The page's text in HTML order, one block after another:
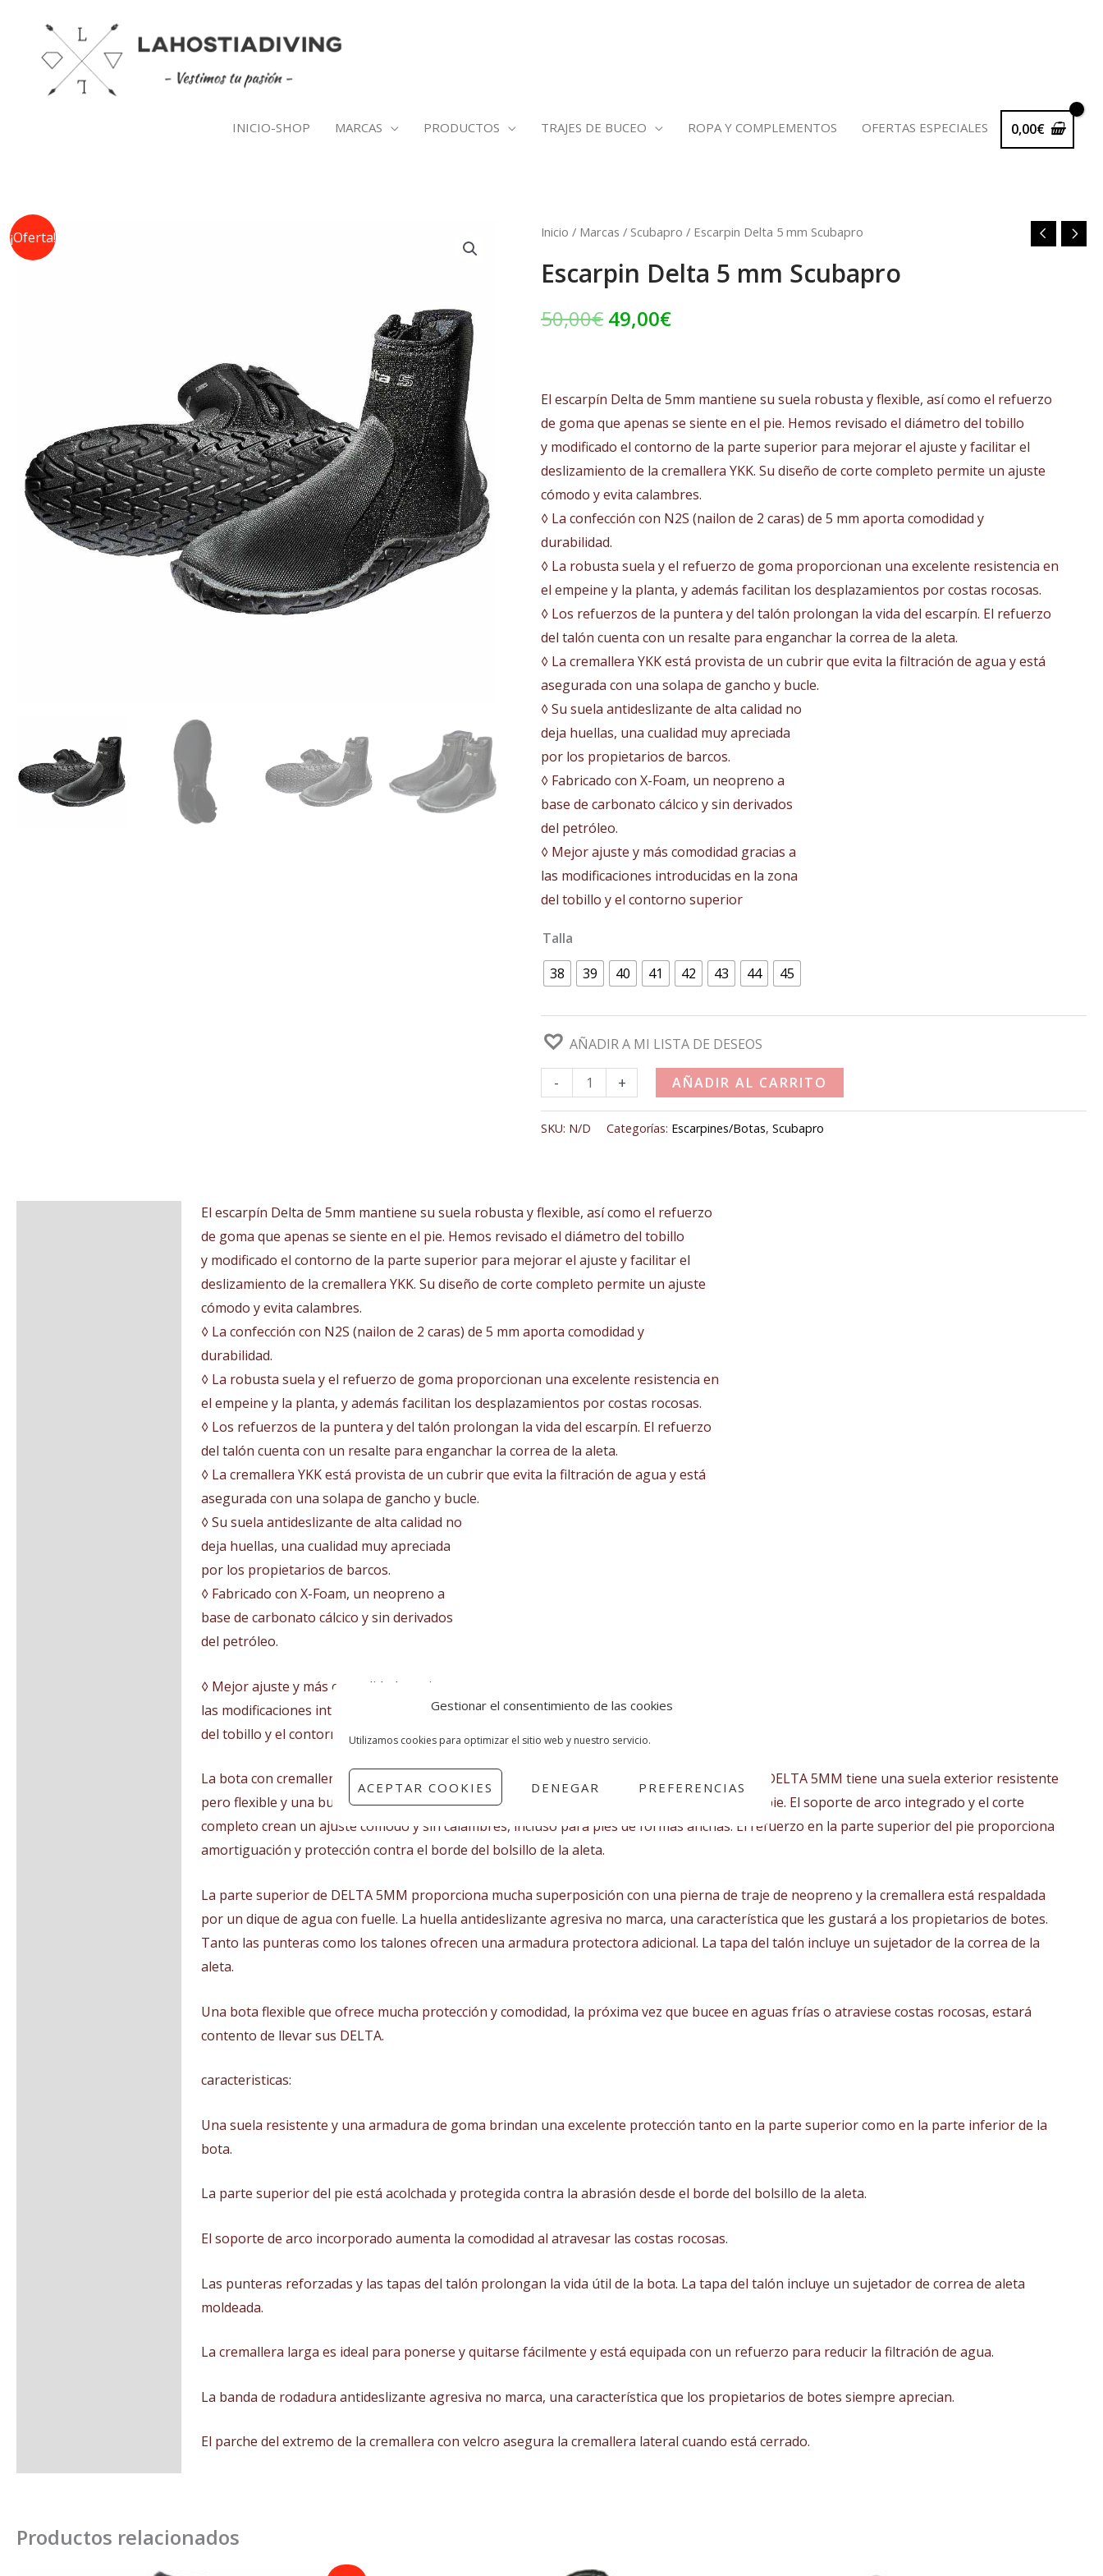
Gestionar el consentimiento de las cookies
Utilizamos cookies para optimizar el sitio web y nuestro servicio.
ACEPTAR COOKIES DENEGAR PREFERENCIAS
contenido
INICIO-SHOP MARCAS PRODUCTOS TRAJES DE BUCEO ROPA Y COMPLEMENTOS OFERTAS ESPECIALES 0,00€
¡Oferta! Inicio / Marcas / Scubapro / Escarpin Delta 5 mm Scubapro
Escarpin Delta 5 mm Scubapro
50,00€
El
precio
original
49,00€
El
precio
actual
El escarpín Delta de 5mm mantiene su suela robusta y flexible, así como el refuerzo
de goma que apenas se siente en el pie. Hemos revisado el diámetro del tobillo
y modificado el contorno de la parte superior para mejorar el ajuste y facilitar el
deslizamiento de la cremallera YKK. Su diseño de corte completo permite un ajuste
cómodo y evita calambres.
◊ La confección con N2S (nailon de 2 caras) de 5 mm aporta comodidad y
durabilidad.
◊ La robusta suela y el refuerzo de goma proporcionan una excelente resistencia en
el empeine y la planta, y además facilitan los desplazamientos por costas rocosas.
◊ Los refuerzos de la puntera y del talón prolongan la vida del escarpín. El refuerzo
del talón cuenta con un resalte para enganchar la correa de la aleta.
◊ La cremallera YKK está provista de un cubrir que evita la filtración de agua y está
asegurada con una solapa de gancho y bucle.
◊ Su suela antideslizante de alta calidad no
deja huellas, una cualidad muy apreciada
por los propietarios de barcos.
◊ Fabricado con X-Foam, un neopreno a
base de carbonato cálcico y sin derivados
del petróleo.
◊ Mejor ajuste y más comodidad gracias a
las modificaciones introducidas en la zona
del tobillo y el contorno superior
Talla
38
39 40 41 42 43 44 45
AÑADIR A MI LISTA DE DESEOS
-
Escarpin
5
Scubapro
+ AÑADIR AL CARRITO
SKU: N/D Categorías: Escarpines/Botas, Scubapro
El escarpín Delta de 5mm mantiene su suela robusta y flexible, así como el refuerzo
de goma que apenas se siente en el pie. Hemos revisado el diámetro del tobillo
y modificado el contorno de la parte superior para mejorar el ajuste y facilitar el
deslizamiento de la cremallera YKK. Su diseño de corte completo permite un ajuste
cómodo y evita calambres.
◊ La confección con N2S (nailon de 2 caras) de 5 mm aporta comodidad y
durabilidad.
◊ La robusta suela y el refuerzo de goma proporcionan una excelente resistencia en
el empeine y la planta, y además facilitan los desplazamientos por costas rocosas.
◊ Los refuerzos de la puntera y del talón prolongan la vida del escarpín. El refuerzo
del talón cuenta con un resalte para enganchar la correa de la aleta.
◊ La cremallera YKK está provista de un cubrir que evita la filtración de agua y está
asegurada con una solapa de gancho y bucle.
◊ Su suela antideslizante de alta calidad no
deja huellas, una cualidad muy apreciada
por los propietarios de barcos.
◊ Fabricado con X-Foam, un neopreno a
base de carbonato cálcico y sin derivados
del petróleo.
◊ Mejor ajuste y más comodidad gracias a
las modificaciones introducidas en la zona
del tobillo y el contorno superior
La bota con cremallera fácil de usar es perfecta para el buceo en aguas templadas y frías. El DELTA 5MM tiene una suela exterior resistente
pero flexible y una buena armadura protectora de goma, pero aún así se siente ligero en el pie. El soporte de arco integrado y el corte
completo crean un ajuste cómodo y sin calambres, incluso para pies de formas anchas. El refuerzo en la parte superior del pie proporciona
amortiguación y protección contra el borde del bolsillo de la aleta.
La parte superior de DELTA 5MM proporciona mucha superposición con una pierna de traje de neopreno y la cremallera está respaldada
por un dique de agua con fuelle. La huella antideslizante agresiva no marca, una característica que les gustará a los propietarios de botes.
Tanto las punteras como los talones ofrecen una armadura protectora adicional. La tapa del talón incluye un sujetador de la correa de la
aleta.
Una bota flexible que ofrece mucha protección y comodidad, la próxima vez que bucee en aguas frías o atraviese costas rocosas, estará
contento de llevar sus DELTA.
caracteristicas:
Una suela resistente y una armadura de goma brindan una excelente protección tanto en la parte superior como en la parte inferior de la
bota.
La parte superior del pie está acolchada y protegida contra la abrasión desde el borde del bolsillo de la aleta.
El soporte de arco incorporado aumenta la comodidad al atravesar las costas rocosas.
Las punteras reforzadas y las tapas del talón prolongan la vida útil de la bota. La tapa del talón incluye un sujetador de correa de aleta
moldeada.
La cremallera larga es ideal para ponerse y quitarse fácilmente y está equipada con un refuerzo para reducir la filtración de agua.
La banda de rodadura antideslizante agresiva no marca, una característica que los propietarios de botes siempre aprecian.
El parche del extremo de la cremallera con velcro asegura la cremallera lateral cuando está cerrado.
Productos relacionados